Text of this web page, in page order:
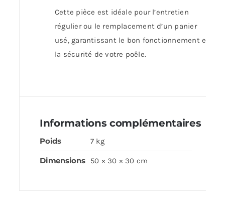
Cette pièce est idéale pour l’entretien
régulier ou le remplacement d’un panier
usé, garantissant le bon fonctionnement et
la sécurité de votre poêle.
Informations complémentaires
Poids 7 kg
Dimensions 50 × 30 × 30 cm